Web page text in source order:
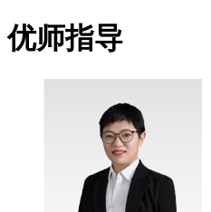
优师指导